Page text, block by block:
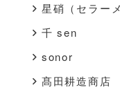
星硝（セラー
千 sen
sonor
髙田耕造商店